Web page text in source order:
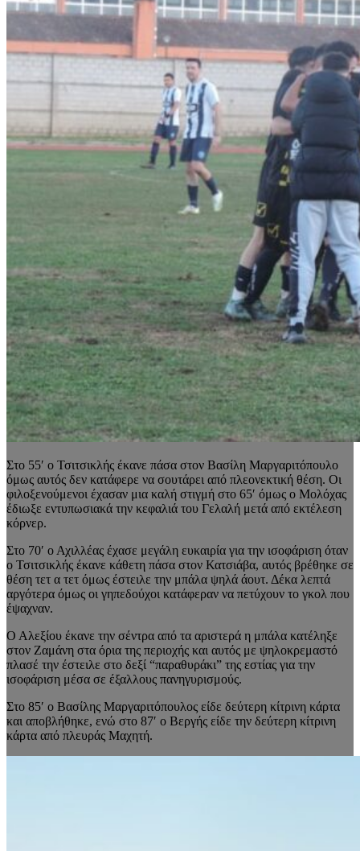
Στο 55′ ο Τσιτσικλής έκανε πάσα στον Βασίλη Μαργαριτόπουλο
όμως αυτός δεν κατάφερε να σουτάρει από πλεονεκτική θέση. Οι
φιλοξενούμενοι έχασαν μια καλή στιγμή στο 65′ όμως ο Μολόχας
έδιωξε εντυπωσιακά την κεφαλιά του Γελαλή μετά από εκτέλεση
κόρνερ.
Στο 70′ ο Αχιλλέας έχασε μεγάλη ευκαιρία για την ισοφάριση όταν
ο Τσιτσικλής έκανε κάθετη πάσα στον Κατσιάβα, αυτός βρέθηκε σε
θέση τετ α τετ όμως έστειλε την μπάλα ψηλά άουτ. Δέκα λεπτά
αργότερα όμως οι γηπεδούχοι κατάφεραν να πετύχουν το γκολ που
έψαχναν.
Ο Αλεξίου έκανε την σέντρα από τα αριστερά η μπάλα κατέληξε
στον Ζαμάνη στα όρια της περιοχής και αυτός με ψηλοκρεμαστό
πλασέ την έστειλε στο δεξί “παραθυράκι” της εστίας για την
ισοφάριση μέσα σε έξαλλους πανηγυρισμούς.
Στο 85′ ο Βασίλης Μαργαριτόπουλος είδε δεύτερη κίτρινη κάρτα
και αποβλήθηκε, ενώ στο 87′ ο Βεργής είδε την δεύτερη κίτρινη
κάρτα από πλευράς Μαχητή.